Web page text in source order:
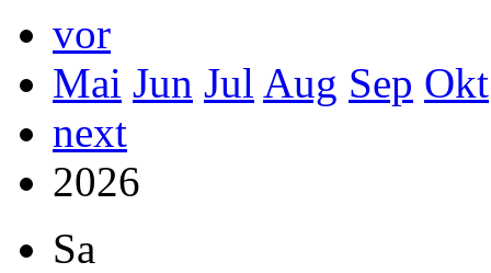
vor
Mai Jun Jul Aug Sep Okt
next
2026
Sa